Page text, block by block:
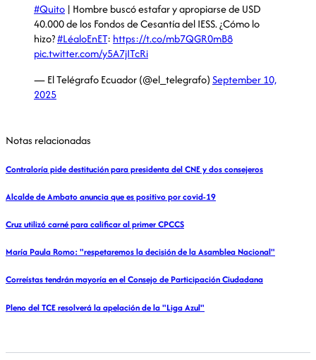
#Quito | Hombre buscó estafar y apropiarse de USD
40.000 de los Fondos de Cesantía del IESS. ¿Cómo lo
hizo?#LéaloEnET: https://t.co/mb7QGR0mB8
pic.twitter.com/y5A7jITcRi
— El Telégrafo Ecuador (@el_telegrafo) September 10,
2025
Notas relacionadas
Contraloría pide destitución para presidenta del CNE y dos consejeros
Alcalde de Ambato anuncia que es positivo por covid-19
Cruz utilizó carné para calificar al primer CPCCS
María Paula Romo: "respetaremos la decisión de la Asamblea Nacional"
Correístas tendrán mayoría en el Consejo de Participación Ciudadana
Pleno del TCE resolverá la apelación de la "Liga Azul"